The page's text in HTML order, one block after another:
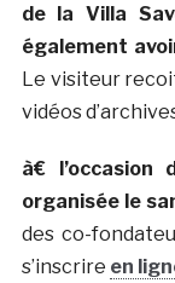
de la Villa
également
Le visiteur
vidéos
à€
organisée le
des co-
s’inscrire en